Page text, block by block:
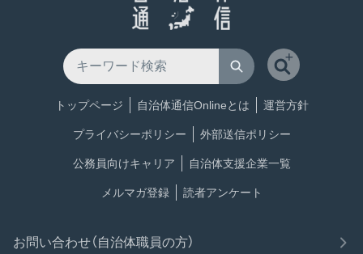
トップページ 自治体通信Onlineとは 運営方針
プライバシーポリシー 外部送信ポリシー
公務員向けキャリア 自治体支援企業一覧
メルマガ登録 読者アンケート
お問い合わせ（自治体職員の方）